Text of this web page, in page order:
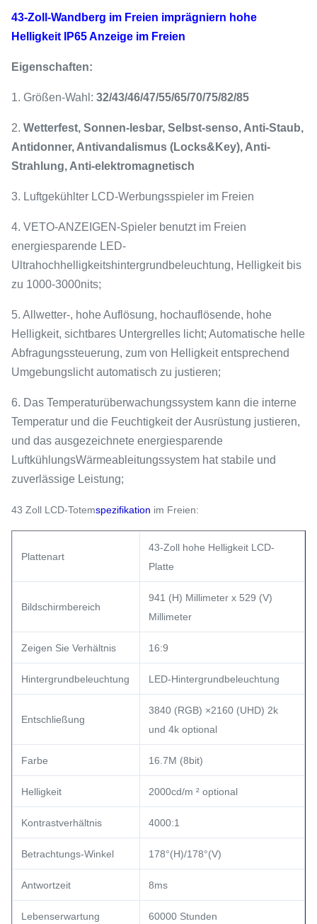
43-Zoll-Wandberg im Freien imprägniern hohe
Helligkeit IP65 Anzeige im Freien
Eigenschaften:
1. Größen-Wahl: 32/43/46/47/55/65/70/75/82/85
2. Wetterfest, Sonnen-lesbar, Selbst-senso, Anti-Staub,
Antidonner, Antivandalismus (Locks&Key), Anti-
Strahlung, Anti-elektromagnetisch
3. Luftgekühlter LCD-Werbungsspieler im Freien
4. VETO-ANZEIGEN-Spieler benutzt im Freien
energiesparende LED-
Ultrahochhelligkeitshintergrundbeleuchtung, Helligkeit bis
zu 1000-3000nits;
5. Allwetter-, hohe Auflösung, hochauflösende, hohe
Helligkeit, sichtbares Untergrelles licht; Automatische helle
Abfragungssteuerung, zum von Helligkeit entsprechend
Umgebungslicht automatisch zu justieren;
6. Das Temperaturüberwachungssystem kann die interne
Temperatur und die Feuchtigkeit der Ausrüstung justieren,
und das ausgezeichnete energiesparende
LuftkühlungsWärmeableitungssystem hat stabile und
zuverlässige Leistung;
43 Zoll LCD-Totemspezifikation im Freien:
Plattenart
43-Zoll hohe Helligkeit LCD-
Platte
Bildschirmbereich
941 (H) Millimeter x 529 (V)
Millimeter
Zeigen Sie Verhältnis 16:9
Hintergrundbeleuchtung LED-Hintergrundbeleuchtung
Entschließung
3840 (RGB) ×2160 (UHD) 2k
und 4k optional
Farbe 16.7M (8bit)
Helligkeit 2000cd/m ² optional
Kontrastverhältnis 4000:1
Betrachtungs-Winkel 178°(H)/178°(V)
Antwortzeit 8ms
Lebenserwartung 60000 Stunden